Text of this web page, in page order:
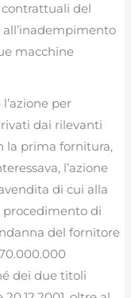
del
macchine
per
dai rilevanti
la prima fornitura,
l’azione
di cui alla
procedimento di
del fornitore
dei due titoli